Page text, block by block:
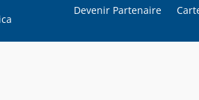
Devenir Partenaire